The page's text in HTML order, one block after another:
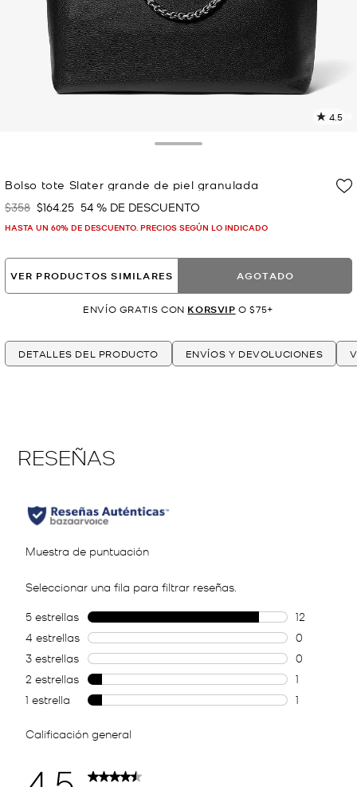
4.5
Bolso tote Slater grande de piel granulada
Era
$358 Ahora
$164.25 54 % DE DESCUENTO
HASTA UN 60% DE DESCUENTO. PRECIOS SEGÚN LO INDICADO
VER PRODUCTOS SIMILARES AGOTADO
ENVÍO GRATIS CON KORSVIP O $75+
DETALLES DEL PRODUCTO ENVÍOS Y DEVOLUCIONES